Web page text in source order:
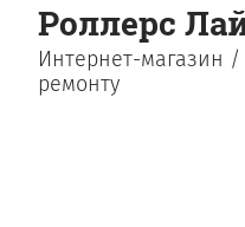
Роллерс
Интернет-магазин /
ремонту